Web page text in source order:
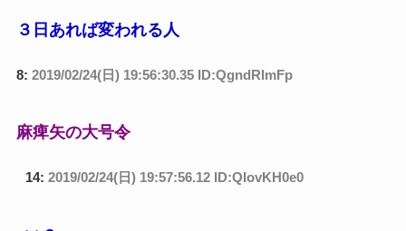
３日あれば変われる人
8: 2019/02/24(日) 19:56:30.35 ID:QgndRImFp
麻痺矢の大号令
14: 2019/02/24(日) 19:57:56.12 ID:QIovKH0e0